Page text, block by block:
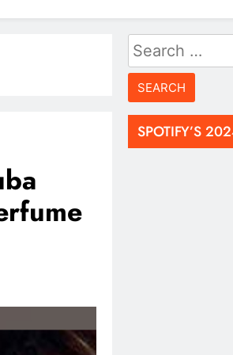
Search
for:
SPOTIFY’S